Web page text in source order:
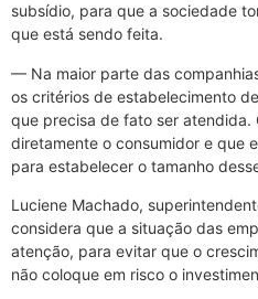
subsídio, para que a sociedade
que está sendo feita.
— Na maior parte das
os critérios de estabelecimento
que precisa de fato ser atendida.
diretamente o consumidor e que
para estabelecer o tamanho
Luciene Machado,
considera que a situação das
atenção, para evitar que o
não coloque em risco o